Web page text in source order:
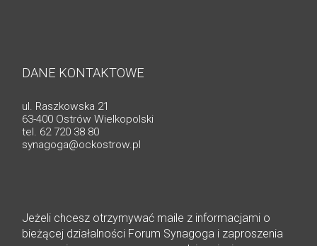
DANE KONTAKTOWE
ul. Raszkowska 21
63-400 Ostrów Wielkopolski
tel. 62 720 38 80
synagoga@ockostrow.pl
Jeżeli chcesz otrzymywać maile z informacjami o
bieżącej działalności Forum Synagoga i zaproszenia